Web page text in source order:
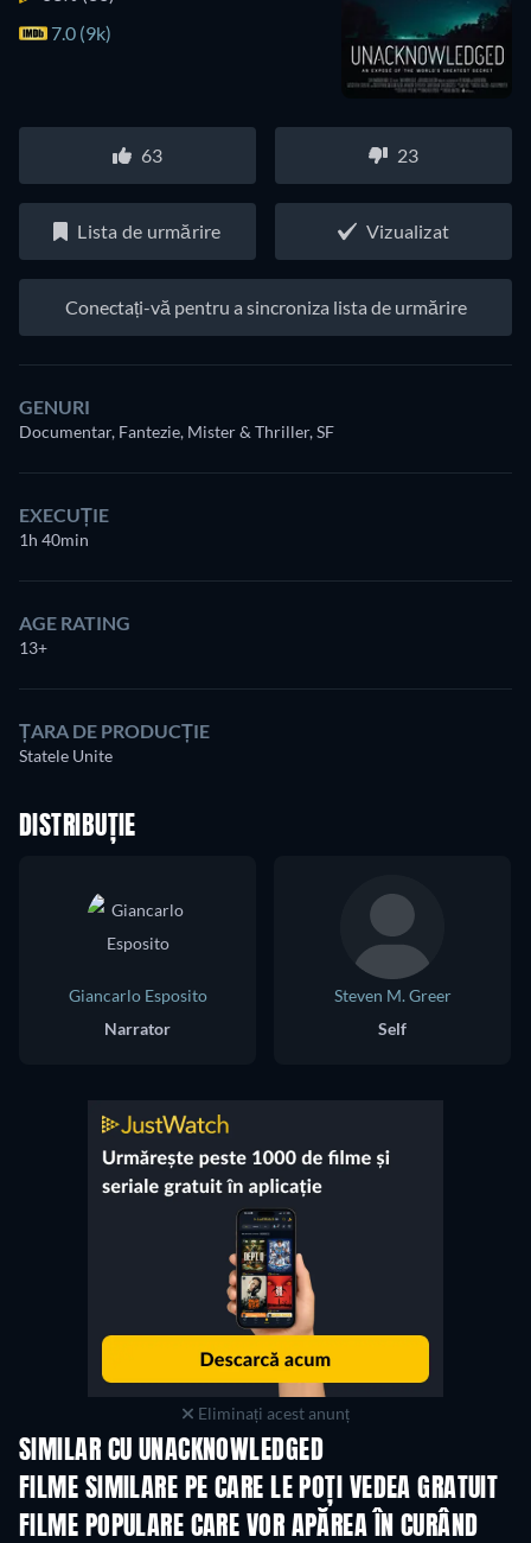
7.0 (9k)
63 23
Lista de urmărire Vizualizat
Conectați-vă pentru a sincroniza lista de urmărire
GENURI
Documentar, Fantezie, Mister & Thriller, SF
EXECUȚIE
1h 40min
AGE RATING
13+
ȚARA DE PRODUCȚIE
Statele Unite
DISTRIBUȚIE
Giancarlo Esposito
Narrator
Steven M. Greer
Self
Eliminați acest anunț
SIMILAR CU UNACKNOWLEDGED
FILME SIMILARE PE CARE LE POȚI VEDEA GRATUIT
FILME POPULARE CARE VOR APĂREA ÎN CURÂND